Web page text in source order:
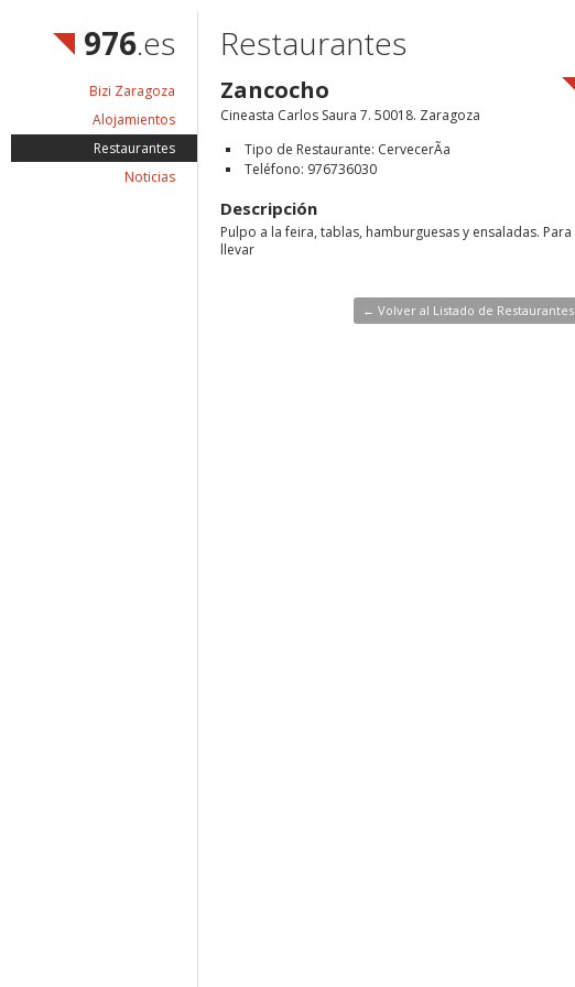
976.es
Bizi Zaragoza
Alojamientos
Restaurantes
Noticias
Restaurantes
Zancocho
Cineasta Carlos Saura 7. 50018. Zaragoza
Tipo de Restaurante: CervecerÃ­a
Teléfono: 976736030
Descripción
Pulpo a la feira, tablas, hamburguesas y ensaladas. Para
llevar
← Volver al Listado de Restaurantes